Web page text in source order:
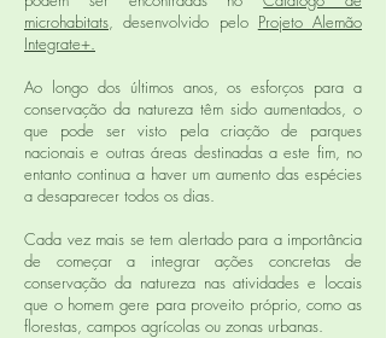
microhabitats, desenvolvido pelo Projeto Alemão
Integrate+.
Ao longo dos últimos anos, os esforços para a
conservação da natureza têm sido aumentados, o
que pode ser visto pela criação de parques
nacionais e outras áreas destinadas a este fim, no
entanto continua a haver um aumento das espécies
a desaparecer todos os dias.
Cada vez mais se tem alertado para a importância
de começar a integrar ações concretas de
conservação da natureza nas atividades e locais
que o homem gere para proveito próprio, como as
florestas, campos agrícolas ou zonas urbanas.